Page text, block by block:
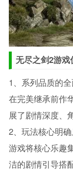
无尽之剑2游戏
1、系列品质的
在完美继承前作
展了剧情深度、
2、玩法核心明
游戏将核心乐趣
洁的剧情引导搭